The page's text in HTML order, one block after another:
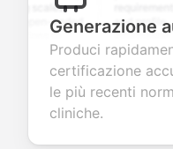
ended
valuable
or
and profile
information
fields for
seamless
account
creation.
Generazione
Produci
certificazione
le più recenti
cliniche.